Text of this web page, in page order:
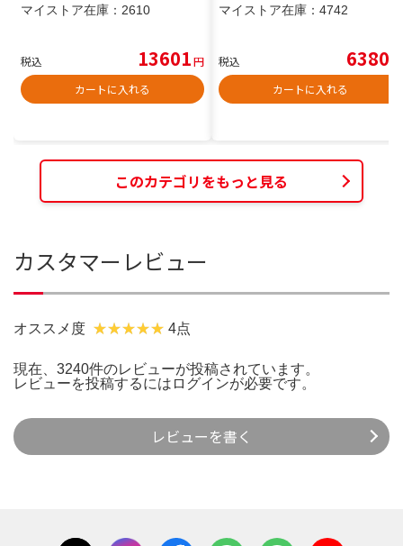
マイストア在庫： 2610
税込 13601円
カートに入れる
マイストア在庫： 4742
税込 6380
カートに入れる
このカテゴリをもっと見る
カスタマーレビュー
オススメ度 4点
現在、3240件のレビューが投稿されています。
レビューを投稿するには ログインが必要です。
レビューを書く